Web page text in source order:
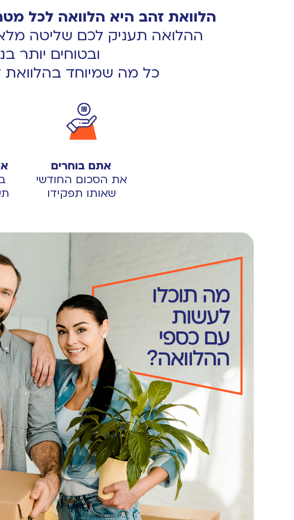
הלוואת זהב היא הלוואה לכל מטרה עבור בני 60+
ההלואה תעניק לכם שליטה
ובטוחים יותר
כל מה שמיוחד בהלוואת
אתם בוחרים
את הסכום החודשי
שאותו תפקידו